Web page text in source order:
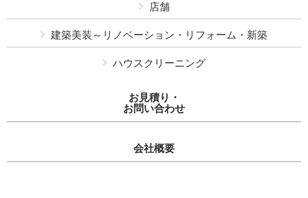
店舗
建築美装～リノベーション・リフォーム・新築
ハウスクリーニング
お見積り・
お問い合わせ
会社概要